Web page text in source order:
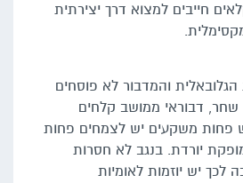
חייבים למצוא דרך יצירתית
והמדבור לא פוסחים
שחר, דבוראי ממושב קלחים
פחות משקעים יש לצמחים פחות
יורדת. בנגב לא חסרות
לכך יש יוזמות לאומיות